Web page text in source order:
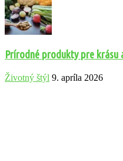
Prírodné produkty pre krásu
Životný štýl 9. apríla 2026